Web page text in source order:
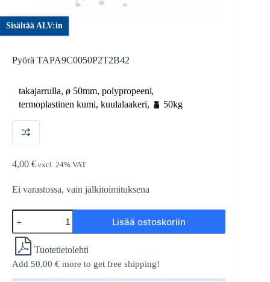
Pyörä TAPA9C0050P2T2B42
takajarrulla, ø 50mm, polypropeeni,
termoplastinen kumi, kuulalaakeri, 50kg
4,00 € excl. 24% VAT
Ei varastossa, vain jälkitoimituksena
Pyörä
TAPA9C0050P2T2B42
määrä
Lisää ostoskoriin
Tuotetietolehti
Add 50,00 € more to get free shipping!
Sisältää ALV:in